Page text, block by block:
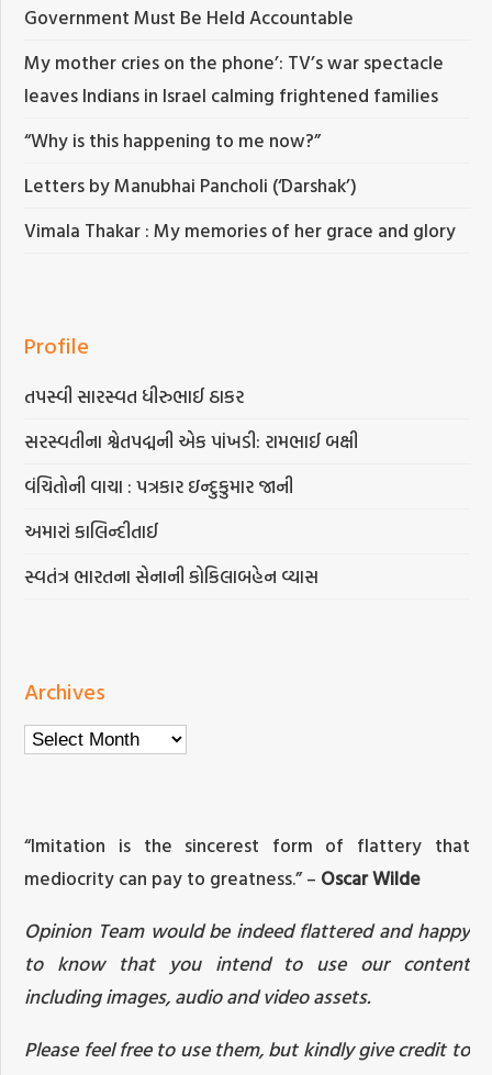
Government Must Be Held Accountable
My mother cries on the phone’: TV’s war spectacle
leaves Indians in Israel calming frightened families
“Why is this happening to me now?”
Letters by Manubhai Pancholi (‘Darshak’)
Vimala Thakar : My memories of her grace and glory
Profile
તપસ્વી સારસ્વત ધીરુભાઈ ઠાકર
સરસ્વતીના શ્વેતપદ્મની એક પાંખડી: રામભાઈ બક્ષી
વંચિતોની વાચા : પત્રકાર ઇન્દુકુમાર જાની
અમારાં કાલિન્દીતાઈ
સ્વતંત્ર ભારતના સેનાની કોકિલાબહેન વ્યાસ
Archives
Archives
“Imitation is the sincerest form of flattery that
mediocrity can pay to greatness.” – Oscar Wilde
Opinion Team would be indeed flattered and happy
to know that you intend to use our content
including images, audio and video assets.
Please feel free to use them, but kindly give credit to